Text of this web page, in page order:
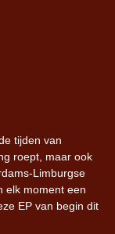
tijden van
roept, maar ook
Limburgse
elk moment een
EP van begin dit